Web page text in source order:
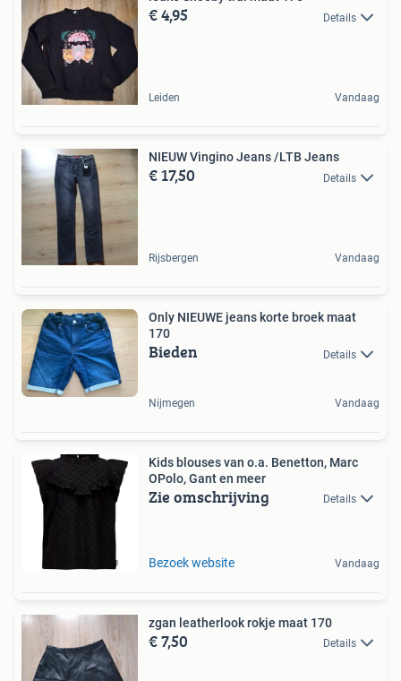
€ 4,95 Details
Leiden Vandaag
NIEUW Vingino Jeans /LTB Jeans
€ 17,50 Details
Rijsbergen Vandaag
Only NIEUWE jeans korte broek maat
170
Bieden Details
Nijmegen Vandaag
Kids blouses van o.a. Benetton, Marc
OPolo, Gant en meer
Zie omschrijving Details
Bezoek website Vandaag
zgan leatherlook rokje maat 170
€ 7,50 Details